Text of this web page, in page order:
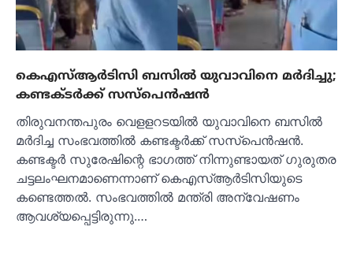
കെഎസ്ആര്‍ടിസി ബസില്‍ യുവാവിനെ മര്‍ദിച്ചു;
കണ്ടക്ടര്‍ക്ക് സസ്‌പെന്‍ഷന്‍
തിരുവനന്തപുരം വെളളറടയില്‍ യുവാവിനെ ബസില്‍
മര്‍ദിച്ച സംഭവത്തില്‍ കണ്ടക്ടര്‍ക്ക് സസ്‌പെന്‍ഷന്‍.
കണ്ടക്ടർ സുരേഷിന്റെ ഭാഗത്ത് നിന്നുണ്ടായത് ഗുരുതര
ചട്ടലംഘനമാണെന്നാണ് കെഎസ്ആര്‍ടിസിയുടെ
കണ്ടെത്തല്‍. സംഭവത്തില്‍ മന്ത്രി അന്വേഷണം
ആവശ്യപ്പെട്ടിരുന്നു.…